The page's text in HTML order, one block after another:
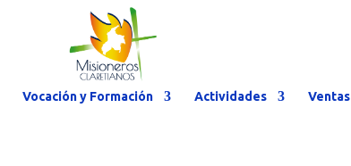
Vocación y Formación Actividades Ventas